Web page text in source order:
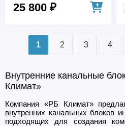
25 800 ₽
1 2 3 4
Внутренние канальные
Климат»
Компания «РБ Климат»
внутренних канальных блоков
подходящих для создания